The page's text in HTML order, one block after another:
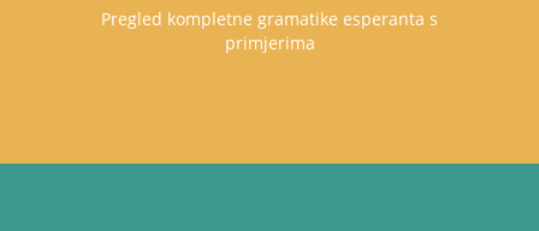
Pregled kompletne gramatike esperanta s
primjerima